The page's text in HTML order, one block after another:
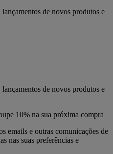
lançamentos de novos produtos e
lançamentos de novos produtos e
10% na sua próxima compra
emails e outras comunicações de
nas suas preferências e